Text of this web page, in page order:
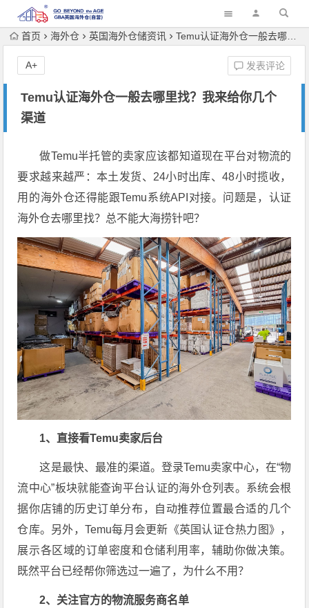
首页 海外仓 英国海外仓储资讯 Temu认证海外仓一般去哪里找？我来给你几个渠道
Temu认证海外仓一般去哪里找？我来给你几个
渠道
发表评论
A+
做Temu半托管的卖家应该都知道现在平台对物流的
要求越来越严：本土发货、24小时出库、48小时揽收，
用的海外仓还得能跟Temu系统API对接。问题是，认证
海外仓去哪里找？总不能大海捞针吧？
1、直接看Temu卖家后台
这是最快、最准的渠道。登录Temu卖家中心，在“物
流中心”板块就能查询平台认证的海外仓列表。系统会根
据你店铺的历史订单分布，自动推荐位置最合适的几个
仓库。另外，Temu每月会更新《英国认证仓热力图》，
展示各区域的订单密度和仓储利用率，辅助你做决策。
既然平台已经帮你筛选过一遍了，为什么不用？
2、关注官方的物流服务商名单